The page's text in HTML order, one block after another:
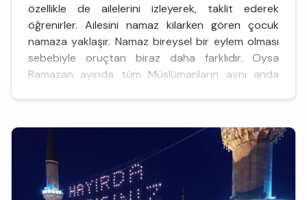
özellikle de ailelerini izleyerek, taklit ederek
öğrenirler. Ailesini namaz kılarken gören çocuk
namaza yaklaşır. Namaz bireysel bir eylem olması
sebebiyle oruçtan biraz daha farklıdır. Oysa
Ramazan ayında tüm Müslümanların aynı anda
farklılığın bilincine va...